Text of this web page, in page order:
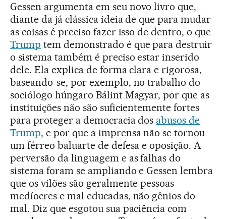
Gessen argumenta em seu novo livro que,
diante da já clássica ideia de que para mudar
as coisas é preciso fazer isso de dentro, o que
Trump tem demonstrado é que para destruir
o sistema também é preciso estar inserido
dele. Ela explica de forma clara e rigorosa,
baseando-se, por exemplo, no trabalho do
sociólogo húngaro Bálint Magyar, por que as
instituições não são suficientemente fortes
para proteger a democracia dos abusos de
Trump, e por que a imprensa não se tornou
um férreo baluarte de defesa e oposição. A
perversão da linguagem e as falhas do
sistema foram se ampliando e Gessen lembra
que os vilões são geralmente pessoas
medíocres e mal educadas, não gênios do
mal. Diz que esgotou sua paciência com